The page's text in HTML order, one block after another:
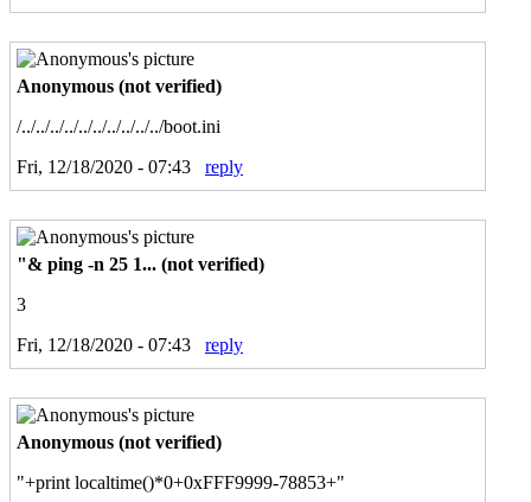
Anonymous (not verified)
/../../../../../../../../../../boot.ini
Fri, 12/18/2020 - 07:43
reply
"& ping -n 25 1... (not verified)
3
Fri, 12/18/2020 - 07:43
reply
Anonymous (not verified)
"+print localtime()*0+0xFFF9999-78853+"